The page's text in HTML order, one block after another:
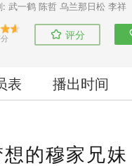
: 武一鹤 陈哲 乌兰那日松 李祥
评分
表 播出时间
的穆家兄